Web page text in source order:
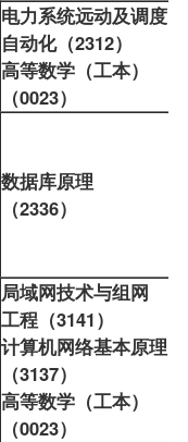
电力系统远动及调度
自动化（2312）
高等数学（工本）
（0023）
数据库原理
（2336）
局域网技术与组网
工程（3141）
计算机网络基本原理
（3137）
高等数学（工本）
（0023）